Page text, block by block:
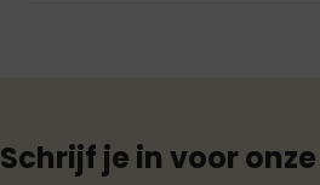
Schrijf je in voor